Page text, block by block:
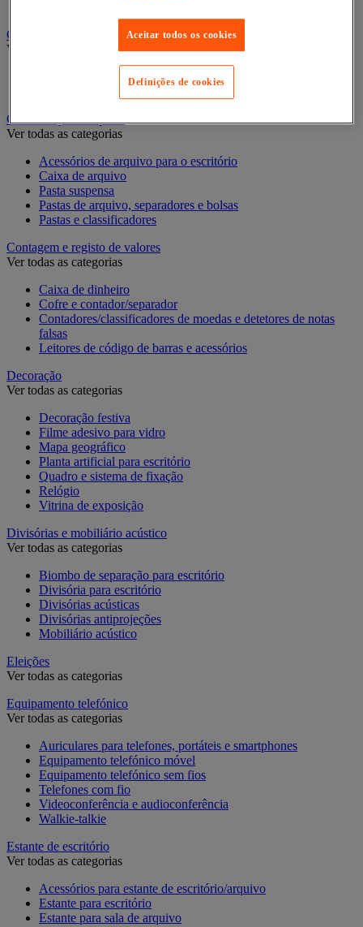
Candeeiro
Ver todas as categorias
Candeeiro de escritório
Classificação e arquivo
Ver todas as categorias
Acessórios de arquivo para o escritório
Caixa de arquivo
Pasta suspensa
Pastas de arquivo, separadores e bolsas
Pastas e classificadores
Contagem e registo de valores
Ver todas as categorias
Caixa de dinheiro
Cofre e contador/separador
Contadores/classificadores de moedas e detetores de notas
falsas
Leitores de código de barras e acessórios
Decoração
Ver todas as categorias
Decoração festiva
Filme adesivo para vidro
Mapa geográfico
Planta artificial para escritório
Quadro e sistema de fixação
Relógio
Vitrina de exposição
Divisórias e mobiliário acústico
Ver todas as categorias
Biombo de separação para escritório
Divisória para escritório
Divisórias acústicas
Divisórias antiprojeções
Mobiliário acústico
Eleições
Ver todas as categorias
Equipamento telefónico
Ver todas as categorias
Auriculares para telefones, portáteis e smartphones
Equipamento telefónico móvel
Equipamento telefónico sem fios
Telefones com fio
Videoconferência e audioconferência
Walkie-talkie
Estante de escritório
Ver todas as categorias
Acessórios para estante de escritório/arquivo
Estante para escritório
Estante para sala de arquivo
Aceitar todos os cookies
Definições de cookies